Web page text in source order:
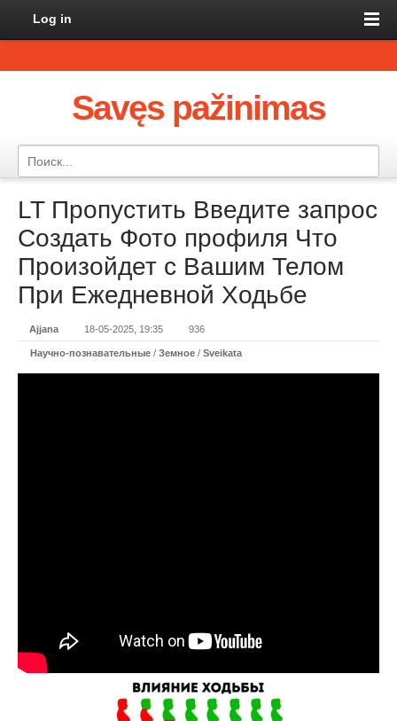
Log in
Savęs pažinimas
LT Пропустить Введите запрос
Создать Фото профиля Что
Произойдет с Вашим Телом
При Ежедневной Ходьбе
Ajjana 18-05-2025, 19:35 936
Научно-познавательные / Земное / Sveikata